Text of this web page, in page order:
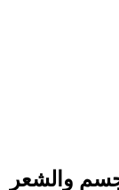
والشعر